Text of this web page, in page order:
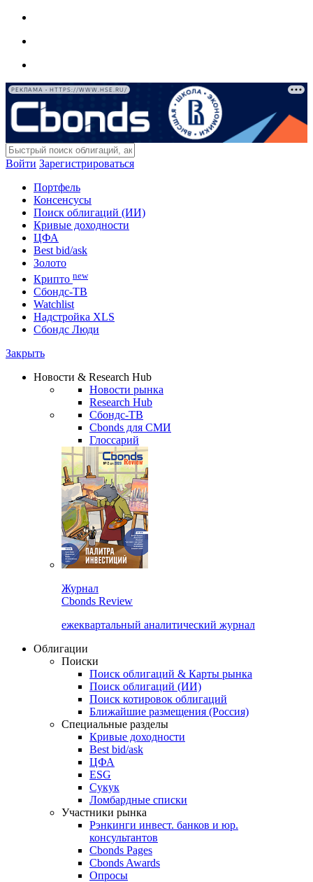
РЕКЛАМА • HTTPS://WWW.HSE.RU/
Войти Зарегистрироваться
Портфель
Консенсусы
Поиск облигаций (ИИ)
Кривые доходности
ЦФА
Best bid/ask
Золото
Крипто new
Сбондс-ТВ
Watchlist
Надстройка XLS
Сбондс Люди
Закрыть
Новости & Research Hub
Новости рынка
Research Hub
Сбондс-ТВ
Cbonds для СМИ
Глоссарий
Журнал
Cbonds Review
ежеквартальный аналитический журнал
Облигации
Поиски
Поиск облигаций & Карты рынка
Поиск облигаций (ИИ)
Поиск котировок облигаций
Ближайшие размещения (Россия)
Специальные разделы
Кривые доходности
Best bid/ask
ЦФА
ESG
Сукук
Ломбардные списки
Участники рынка
Рэнкинги инвест. банков и юр.
консультантов
Cbonds Pages
Cbonds Awards
Опросы